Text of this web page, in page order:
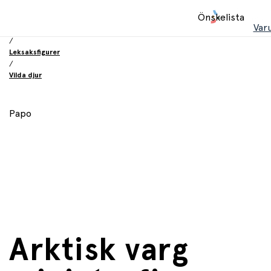
Önskelista
/
Leksaksfigurer
/
Vilda djur
Papo
Arktisk varg